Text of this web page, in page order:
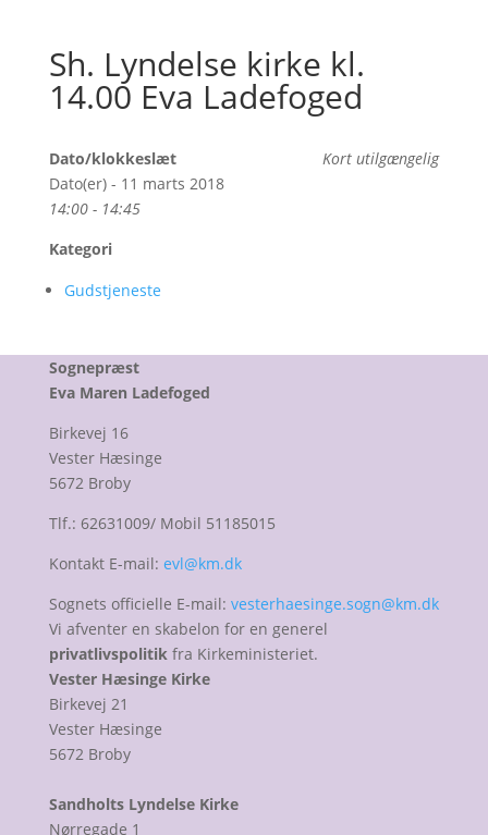
Sh. Lyndelse kirke kl.
14.00 Eva Ladefoged
Kort utilgængelig
Dato/klokkeslæt
Dato(er) - 11 marts 2018
14:00 - 14:45
Kategori
Gudstjeneste
Sognepræst
Eva Maren Ladefoged
Birkevej 16
Vester Hæsinge
5672 Broby
Tlf.: 62631009/ Mobil 51185015
Kontakt E-mail: evl@km.dk
Sognets officielle E-mail: vesterhaesinge.sogn@km.dk
Vi afventer en skabelon for en generel
privatlivspolitikfra Kirkeministeriet.
Vester Hæsinge Kirke
Birkevej 21
Vester Hæsinge
5672 Broby
Sandholts Lyndelse Kirke
Nørregade 1